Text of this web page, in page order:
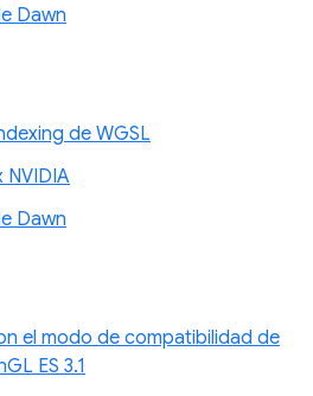
Dawn
de WGSL
NVIDIA
Dawn
el modo de compatibilidad de
ES 3.1